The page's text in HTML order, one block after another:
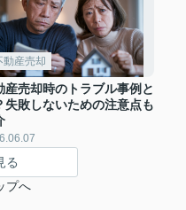
動産売却
産売却時のトラブル事例と
失敗しないための注意点も
る
プへ